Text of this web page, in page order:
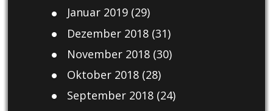
Januar 2019(29)
Dezember 2018(31)
November 2018(30)
Oktober 2018(28)
September 2018(24)